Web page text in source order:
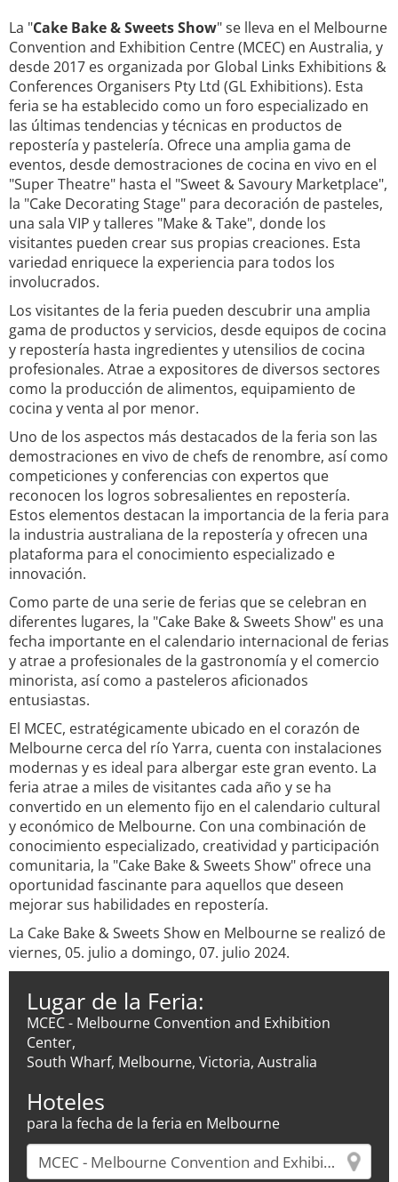
La "Cake Bake & Sweets Show" se lleva en el Melbourne
Convention and Exhibition Centre (MCEC) en Australia, y
desde 2017 es organizada por Global Links Exhibitions &
Conferences Organisers Pty Ltd (GL Exhibitions). Esta
feria se ha establecido como un foro especializado en
las últimas tendencias y técnicas en productos de
repostería y pastelería. Ofrece una amplia gama de
eventos, desde demostraciones de cocina en vivo en el
"Super Theatre" hasta el "Sweet & Savoury Marketplace",
la "Cake Decorating Stage" para decoración de pasteles,
una sala VIP y talleres "Make & Take", donde los
visitantes pueden crear sus propias creaciones. Esta
variedad enriquece la experiencia para todos los
involucrados.
Los visitantes de la feria pueden descubrir una amplia
gama de productos y servicios, desde equipos de cocina
y repostería hasta ingredientes y utensilios de cocina
profesionales. Atrae a expositores de diversos sectores
como la producción de alimentos, equipamiento de
cocina y venta al por menor.
Uno de los aspectos más destacados de la feria son las
demostraciones en vivo de chefs de renombre, así como
competiciones y conferencias con expertos que
reconocen los logros sobresalientes en repostería.
Estos elementos destacan la importancia de la feria para
la industria australiana de la repostería y ofrecen una
plataforma para el conocimiento especializado e
innovación.
Como parte de una serie de ferias que se celebran en
diferentes lugares, la "Cake Bake & Sweets Show" es una
fecha importante en el calendario internacional de ferias
y atrae a profesionales de la gastronomía y el comercio
minorista, así como a pasteleros aficionados
entusiastas.
El MCEC, estratégicamente ubicado en el corazón de
Melbourne cerca del río Yarra, cuenta con instalaciones
modernas y es ideal para albergar este gran evento. La
feria atrae a miles de visitantes cada año y se ha
convertido en un elemento fijo en el calendario cultural
y económico de Melbourne. Con una combinación de
conocimiento especializado, creatividad y participación
comunitaria, la "Cake Bake & Sweets Show" ofrece una
oportunidad fascinante para aquellos que deseen
mejorar sus habilidades en repostería.
La Cake Bake & Sweets Show en Melbourne se realizó de
viernes, 05. julio a domingo, 07. julio 2024.
Lugar de la Feria:
MCEC - Melbourne Convention and Exhibition
Center,
South Wharf, Melbourne, Victoria, Australia
Hoteles
para la fecha de la feria en Melbourne